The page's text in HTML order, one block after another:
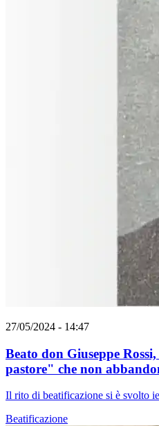
27/05/2024 - 14:47
Beato don Giuseppe
pastore" che non
Il rito di beatificazione si è svolto
Beatificazione